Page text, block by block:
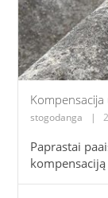
stogodanga |
Paprastai